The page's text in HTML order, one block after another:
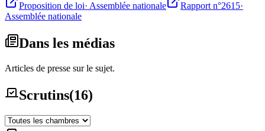
Proposition de loi· Assemblée nationale Rapport n°2615·
Assemblée nationale
Dans les médias
Articles de presse sur le sujet.
Scrutins(16)